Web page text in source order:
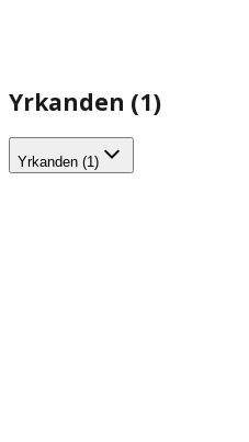
Yrkanden (1)
Yrkanden (1)